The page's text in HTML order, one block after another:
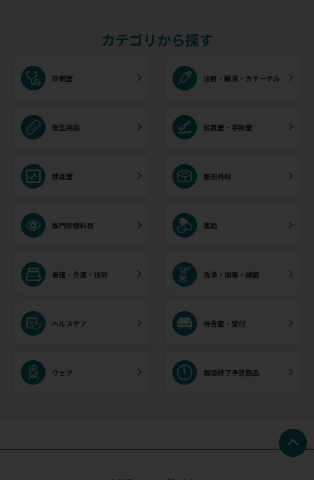
カテゴリから探す
診察室 注射・輸液・カテーテル
衛生用品 処置室・手術室
検査室 整形外科
専門診療科目 薬局
看護・介護・往診 洗浄・消毒・滅菌
ヘルスケア 待合室・受付
ウェア 取扱終了予定商品